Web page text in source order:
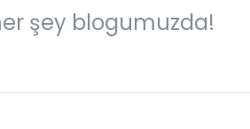
şey blogumuzda!